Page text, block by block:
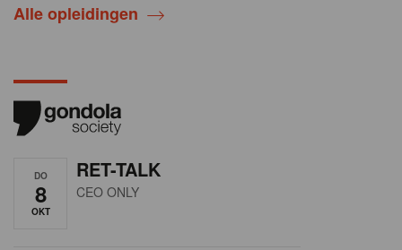
Alle opleidingen
DO
8
OKT
RET-TALK
CEO ONLY